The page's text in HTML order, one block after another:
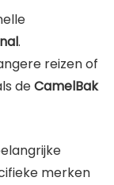
.
reizen of
deCamelBak
merken